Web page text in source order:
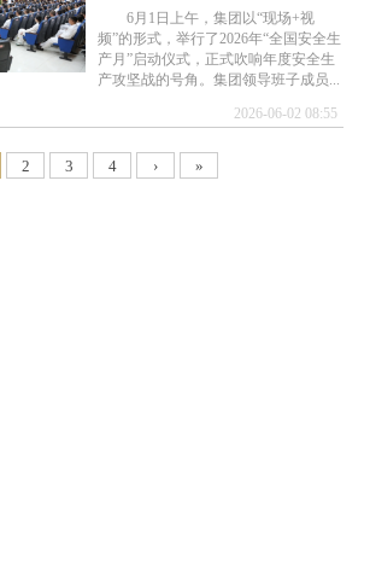
6月1日上午，集团以“现场+视
频”的形式，举行了2026年“全国安全生
产月”启动仪式，正式吹响年度安全生
产攻坚战的号角。集团领导班子成员...
2026-06-02 08:55
2 3 4 › »